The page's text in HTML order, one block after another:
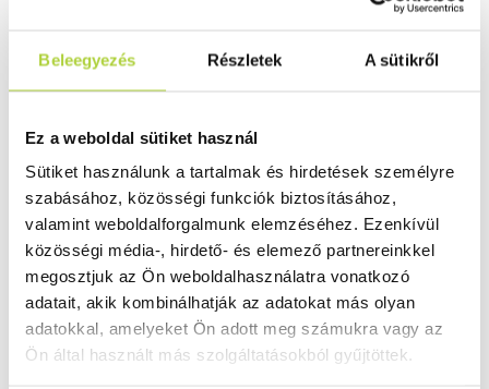
Beleegyezés Részletek A sütikről
Ez a weboldal sütiket használ
Sütiket használunk a tartalmak és hirdetések személyre
szabásához, közösségi funkciók biztosításához,
valamint weboldalforgalmunk elemzéséhez. Ezenkívül
közösségi média-, hirdető- és elemező partnereinkkel
megosztjuk az Ön weboldalhasználatra vonatkozó
adatait, akik kombinálhatják az adatokat más olyan
adatokkal, amelyeket Ön adott meg számukra vagy az
Ön által használt más szolgáltatásokból gyűjtöttek.
kimagasló minőségű, design-os cipő. A kísérlet, amelyet
azt a megoldást, amely alkalmas lesz 3D nyomtatott
mind a technológiát,mind pedig az anyagot, amelyből a
cipők készülnek.
Forrás: http://3dprintingindustry.com
ELŐZŐ CIKK KÖVETKEZŐ CIKK